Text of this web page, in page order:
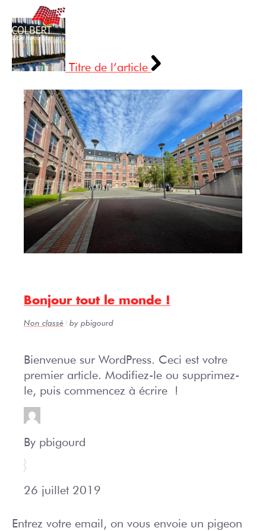
Titre de l’article
Bonjour tout le monde !
Non classé by pbigourd
Bienvenue sur WordPress. Ceci est votre
premier article. Modifiez-le ou supprimez-
le, puis commencez à écrire !
By pbigourd
26 juillet 2019
Entrez votre email, on vous envoie un pigeon